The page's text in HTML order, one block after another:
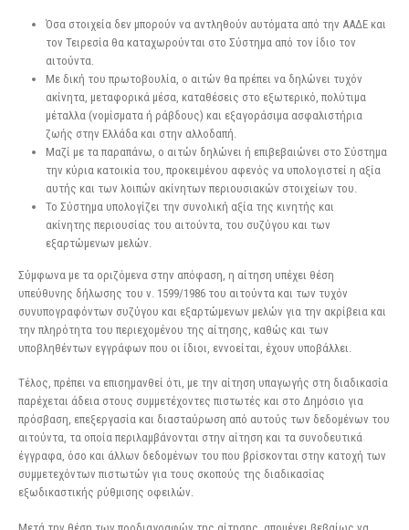
Όσα στοιχεία δεν μπορούν να αντληθούν αυτόματα από την ΑΑΔΕ και
τον Τειρεσία θα καταχωρούνται στο Σύστημα από τον ίδιο τον
αιτούντα.
Με δική του πρωτοβουλία, ο αιτών θα πρέπει να δηλώνει τυχόν
ακίνητα, μεταφορικά μέσα, καταθέσεις στο εξωτερικό, πολύτιμα
μέταλλα (νομίσματα ή ράβδους) και εξαγοράσιμα ασφαλιστήρια
ζωής στην Ελλάδα και στην αλλοδαπή.
Μαζί με τα παραπάνω, ο αιτών δηλώνει ή επιβεβαιώνει στο Σύστημα
την κύρια κατοικία του, προκειμένου αφενός να υπολογιστεί η αξία
αυτής και των λοιπών ακίνητων περιουσιακών στοιχείων του.
Το Σύστημα υπολογίζει την συνολική αξία της κινητής και
ακίνητης περιουσίας του αιτούντα, του συζύγου και των
εξαρτώμενων μελών.
Σύμφωνα με τα οριζόμενα στην απόφαση, η αίτηση υπέχει θέση
υπεύθυνης δήλωσης του ν. 1599/1986 του αιτούντα και των τυχόν
συνυπογραφόντων συζύγου και εξαρτώμενων μελών για την ακρίβεια και
την πληρότητα του περιεχομένου της αίτησης, καθώς και των
υποβληθέντων εγγράφων που οι ίδιοι, εννοείται, έχουν υποβάλλει.
Τέλος, πρέπει να επισημανθεί ότι, με την αίτηση υπαγωγής στη διαδικασία
παρέχεται άδεια στους συμμετέχοντες πιστωτές και στο Δημόσιο για
πρόσβαση, επεξεργασία και διασταύρωση από αυτούς των δεδομένων του
αιτούντα, τα οποία περιλαμβάνονται στην αίτηση και τα συνοδευτικά
έγγραφα, όσο και άλλων δεδομένων του που βρίσκονται στην κατοχή των
συμμετεχόντων πιστωτών για τους σκοπούς της διαδικασίας
εξωδικαστικής ρύθμισης οφειλών.